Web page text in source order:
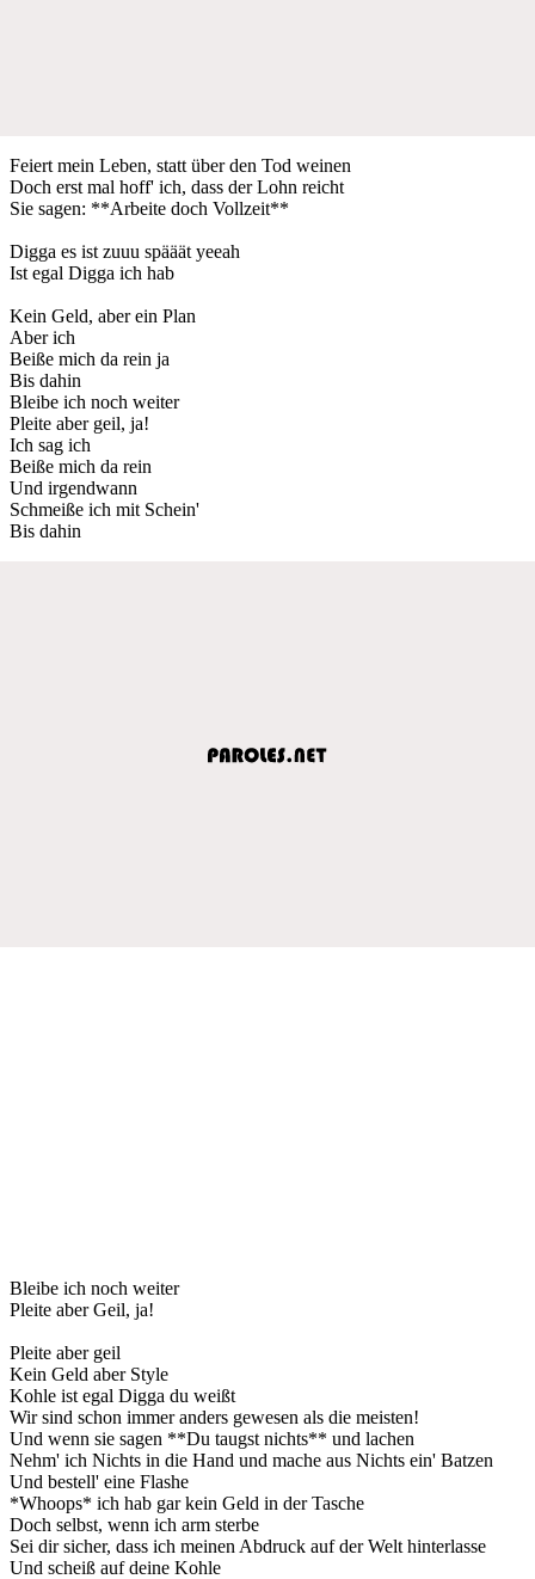
Feiert mein Leben, statt über den Tod weinen
Doch erst mal hoff' ich, dass der Lohn reicht
Sie sagen: **Arbeite doch Vollzeit**
Digga es ist zuuu spääät yeeah
Ist egal Digga ich hab
Kein Geld, aber ein Plan
Aber ich
Beiße mich da rein ja
Bis dahin
Bleibe ich noch weiter
Pleite aber geil, ja!
Ich sag ich
Beiße mich da rein
Und irgendwann
Schmeiße ich mit Schein'
Bis dahin
Bleibe ich noch weiter
Pleite aber Geil, ja!
Pleite aber geil
Kein Geld aber Style
Kohle ist egal Digga du weißt
Wir sind schon immer anders gewesen als die meisten!
Und wenn sie sagen **Du taugst nichts** und lachen
Nehm' ich Nichts in die Hand und mache aus Nichts ein' Batzen
Und bestell' eine Flashe
*Whoops* ich hab gar kein Geld in der Tasche
Doch selbst, wenn ich arm sterbe
Sei dir sicher, dass ich meinen Abdruck auf der Welt hinterlasse
Und scheiß auf deine Kohle